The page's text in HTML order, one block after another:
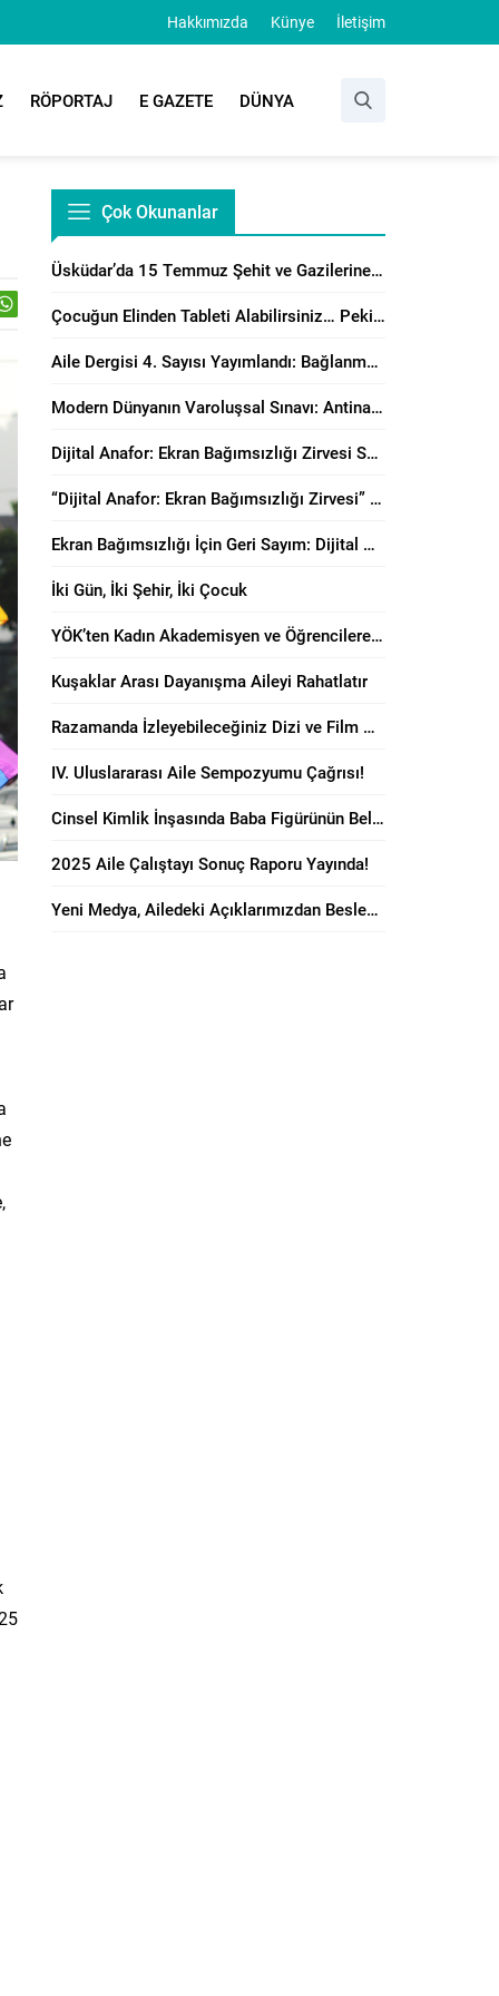
Hakkımızda Künye İletişim
RÖPORTAJ E GAZETE DÜNYA
Çok Okunanlar
Üsküdar’da 15 Temmuz Şehit ve Gazilerine Anlamlı Program
Çocuğun Elinden Tableti Alabilirsiniz… Peki Yerine Ne Vereceksiniz?
Aile Dergisi 4. Sayısı Yayımlandı: Bağlanma, Örgütsel Çatışma Çözümü ve Manevi Danışmanlık Perspektiflerinden Aile Çalışmaları
Modern Dünyanın Varoluşsal Sınavı: Antinatalizm’e Karşı Neslin Muhafazasının Önemi
Dijital Anafor: Ekran Bağımsızlığı Zirvesi Sonuç Bildirisi Yayımlandı!
“Dijital Anafor: Ekran Bağımsızlığı Zirvesi” İstanbul’da Başladı
Ekran Bağımsızlığı İçin Geri Sayım: Dijital Anafor Zirvesi Başlıyor!
İki Gün, İki Şehir, İki Çocuk
YÖK’ten Kadın Akademisyen ve Öğrencilere “Anne Dostu” Karar!
Kuşaklar Arası Dayanışma Aileyi Rahatlatır
Razamanda İzleyebileceğiniz Dizi ve Film Önerileri!
IV. Uluslararası Aile Sempozyumu Çağrısı!
Cinsel Kimlik İnşasında Baba Figürünün Belirleyici Rolü
2025 Aile Çalıştayı Sonuç Raporu Yayında!
Yeni Medya, Ailedeki Açıklarımızdan Besleniyor!